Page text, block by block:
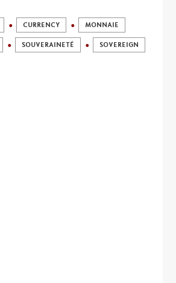
CURRENCY MONNAIE
SOUVERAINETÉ SOVEREIGN